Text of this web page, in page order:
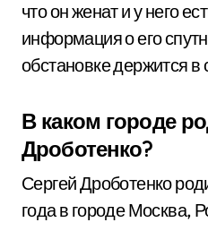
что он женат и у него
информация о его
обстановке держится
В каком городе
Дроботенко?
Сергей Дроботенко
года в городе Москва,